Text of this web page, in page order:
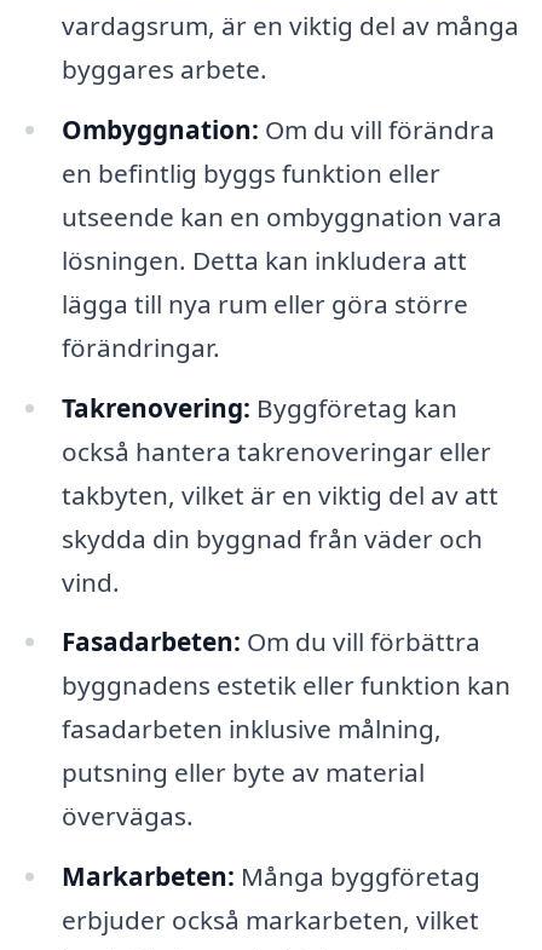
vardagsrum, är en viktig del av många
byggares arbete.
Ombyggnation: Om du vill förändra
en befintlig byggs funktion eller
utseende kan en ombyggnation vara
lösningen. Detta kan inkludera att
lägga till nya rum eller göra större
förändringar.
Takrenovering: Byggföretag kan
också hantera takrenoveringar eller
takbyten, vilket är en viktig del av att
skydda din byggnad från väder och
vind.
Fasadarbeten: Om du vill förbättra
byggnadens estetik eller funktion kan
fasadarbeten inklusive målning,
putsning eller byte av material
övervägas.
Markarbeten: Många byggföretag
erbjuder också markarbeten, vilket